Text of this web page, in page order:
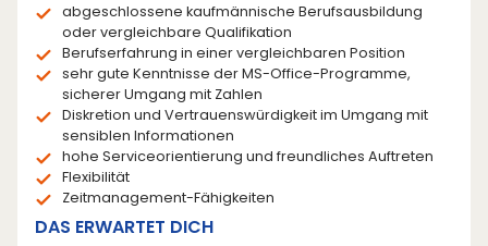
abgeschlossene kaufmännische Berufsausbildung
oder vergleichbare Qualifikation
Berufserfahrung in einer vergleichbaren Position
sehr gute Kenntnisse der MS-Office-Programme,
sicherer Umgang mit Zahlen
Diskretion und Vertrauenswürdigkeit im Umgang mit
sensiblen Informationen
hohe Serviceorientierung und freundliches Auftreten
Flexibilität
Zeitmanagement-Fähigkeiten
DAS ERWARTET DICH